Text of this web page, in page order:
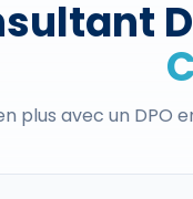
plus avec un DPO